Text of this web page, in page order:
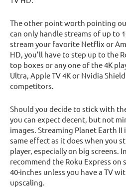
The other point worth pointing
can only handle streams of up to
stream your favorite Netflix or
HD, you’ll have to step up to the
top boxes or any one of the 4K
Ultra, Apple TV 4K or Nvidia
competitors.
Should you decide to stick with
you can expect decent, but not
images. Streaming Planet Earth II
same effect as it does when you
player, especially on big screens.
recommend the Roku Express on
40-inches unless you have a TV
upscaling.